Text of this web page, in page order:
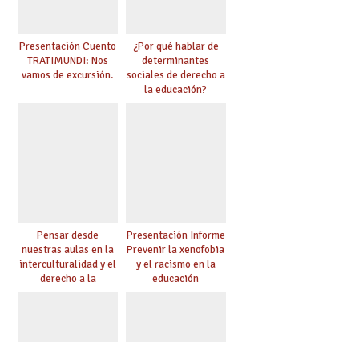
Presentación Cuento
TRATIMUNDI: Nos
vamos de excursión.
¿Por qué hablar de
determinantes
sociales de derecho a
la educación?
Pensar desde
nuestras aulas en la
interculturalidad y el
derecho a la
Presentación Informe
Prevenir la xenofobia
y el racismo en la
educación